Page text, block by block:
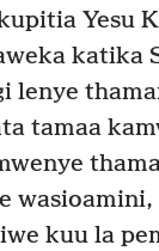
Yesu
lenye
tamaa
wasioamini,
kuu la